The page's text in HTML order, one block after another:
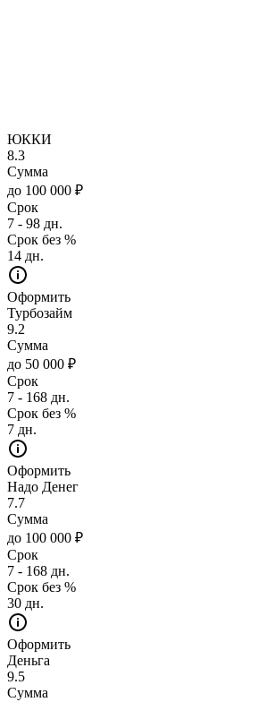
ЮККИ
8.3
Сумма
до 100 000 ₽
Срок
7 - 98 дн.
Срок без %
14 дн.
Оформить
Турбозайм
9.2
Сумма
до 50 000 ₽
Срок
7 - 168 дн.
Срок без %
7 дн.
Оформить
Надо Денег
7.7
Сумма
до 100 000 ₽
Срок
7 - 168 дн.
Срок без %
30 дн.
Оформить
Деньга
9.5
Сумма